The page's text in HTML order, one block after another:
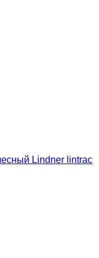
Lindner lintrac